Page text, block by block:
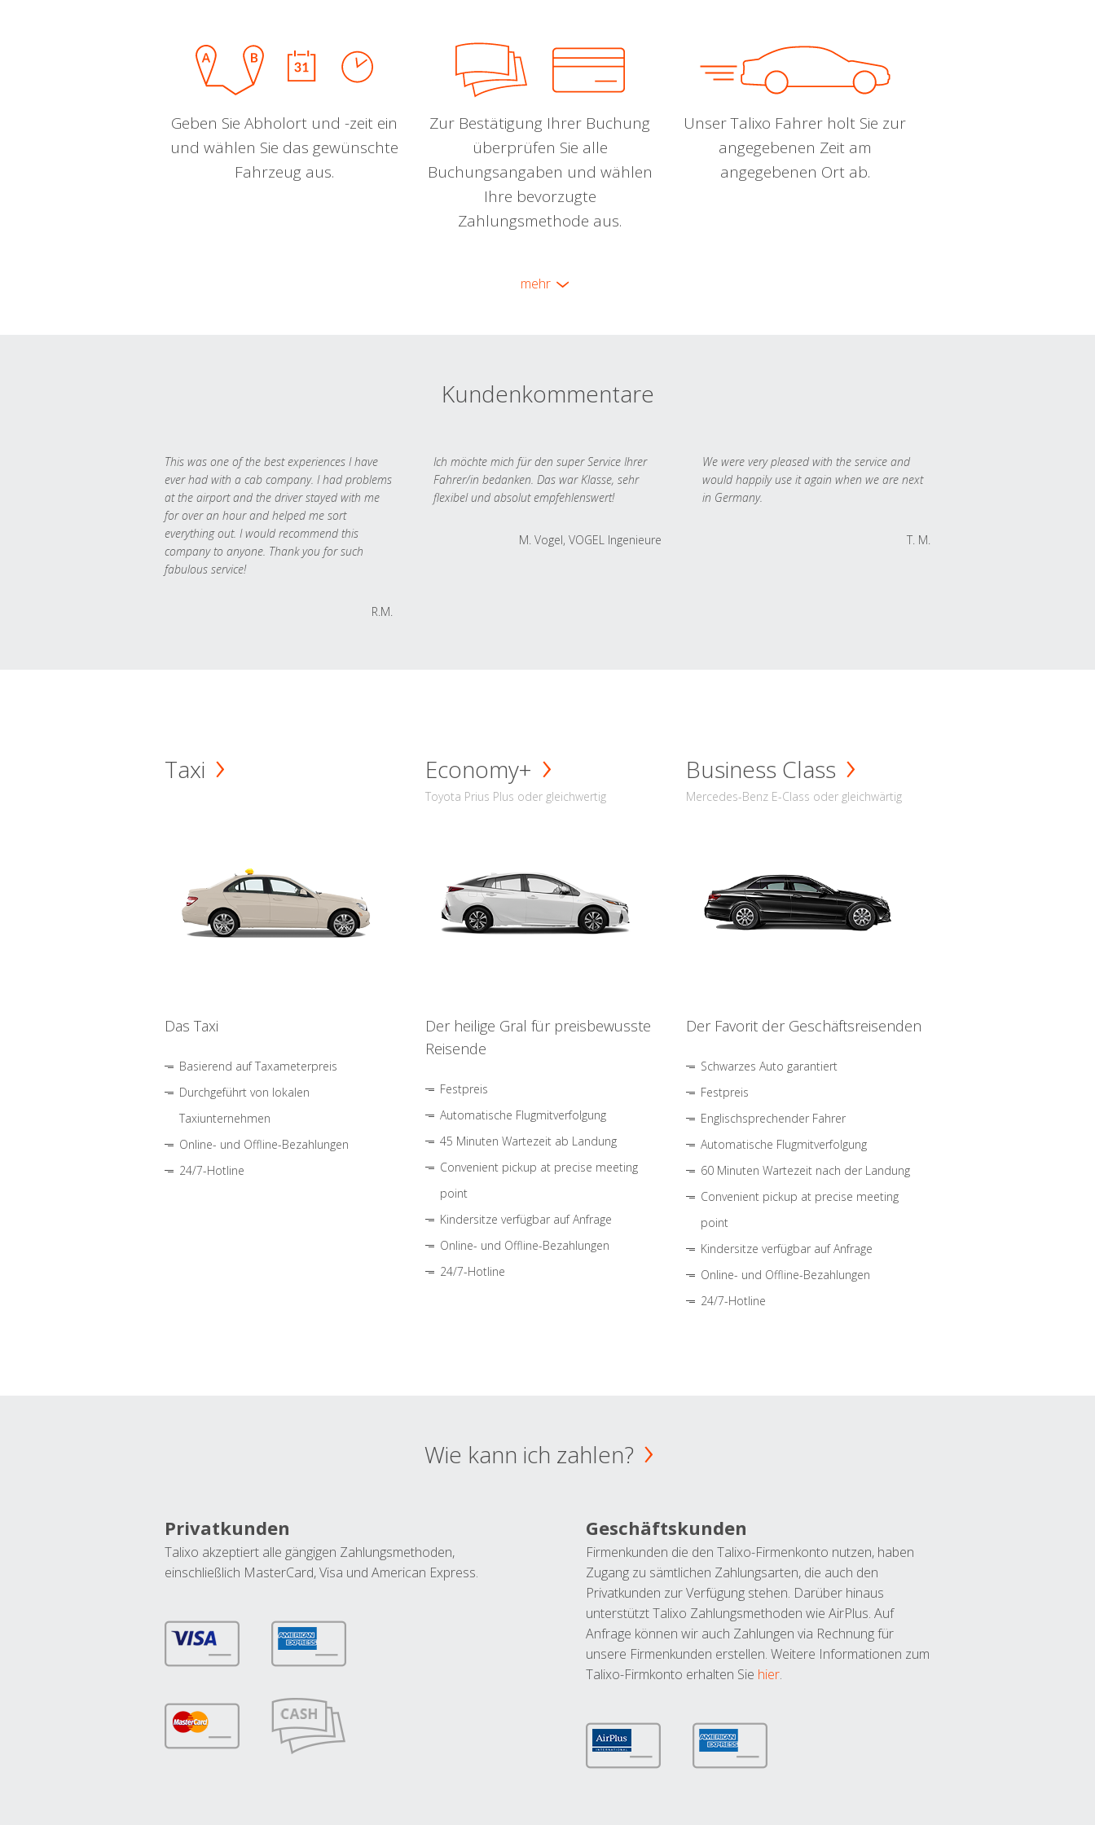
Geben Sie Abholort und -zeit ein
und wählen Sie das gewünschte
Fahrzeug aus.
Zur Bestätigung Ihrer Buchung
überprüfen Sie alle
Buchungsangaben und wählen
Ihre bevorzugte
Zahlungsmethode aus.
Unser Talixo Fahrer holt Sie zur
angegebenen Zeit am
angegebenen Ort ab.
mehr
Kundenkommentare
This was one of the best experiences I have
ever had with a cab company. I had problems
at the airport and the driver stayed with me
for over an hour and helped me sort
everything out. I would recommend this
company to anyone. Thank you for such
fabulous service!
R.M.
Ich möchte mich für den super Service Ihrer
Fahrer/in bedanken. Das war Klasse, sehr
flexibel und absolut empfehlenswert!
M. Vogel, VOGEL Ingenieure
We were very pleased with the service and
would happily use it again when we are next
in Germany.
T. M.
Taxi
Das Taxi
Basierend auf Taxameterpreis
Durchgeführt von lokalen
Taxiunternehmen
Online- und Offline-Bezahlungen
24/7-Hotline
Economy+
Toyota Prius Plus oder gleichwertig
Der heilige Gral für preisbewusste
Reisende
Festpreis
Automatische Flugmitverfolgung
45 Minuten Wartezeit ab Landung
Convenient pickup at precise meeting
point
Kindersitze verfügbar auf Anfrage
Online- und Offline-Bezahlungen
24/7-Hotline
Business Class
Mercedes-Benz E-Class oder gleichwärtig
Der Favorit der Geschäftsreisenden
Schwarzes Auto garantiert
Festpreis
Englischsprechender Fahrer
Automatische Flugmitverfolgung
60 Minuten Wartezeit nach der Landung
Convenient pickup at precise meeting
point
Kindersitze verfügbar auf Anfrage
Online- und Offline-Bezahlungen
24/7-Hotline
Wie kann ich zahlen?
Privatkunden
Talixo akzeptiert alle gängigen Zahlungsmethoden,
einschließlich MasterCard, Visa und American Express.
Geschäftskunden
Firmenkunden die den Talixo-Firmenkonto nutzen, haben
Zugang zu sämtlichen Zahlungsarten, die auch den
Privatkunden zur Verfügung stehen. Darüber hinaus
unterstützt Talixo Zahlungsmethoden wie AirPlus. Auf
Anfrage können wir auch Zahlungen via Rechnung für
unsere Firmenkunden erstellen. Weitere Informationen zum
Talixo-Firmkonto erhalten Sie hier.